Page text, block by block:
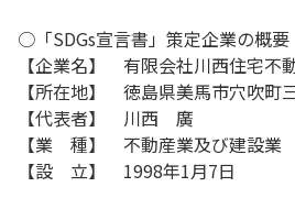
○「SDGs宣言書」策定企業の概要
【企業名】 有限会社川西住宅不
【所在地】 徳島県美馬市穴吹町
【代表者】 川西 廣
【業 種】 不動産業及び建設業
【設 立】 1998年1月7日